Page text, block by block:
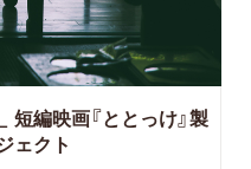
短編映画『ととっけ』製
ェクト